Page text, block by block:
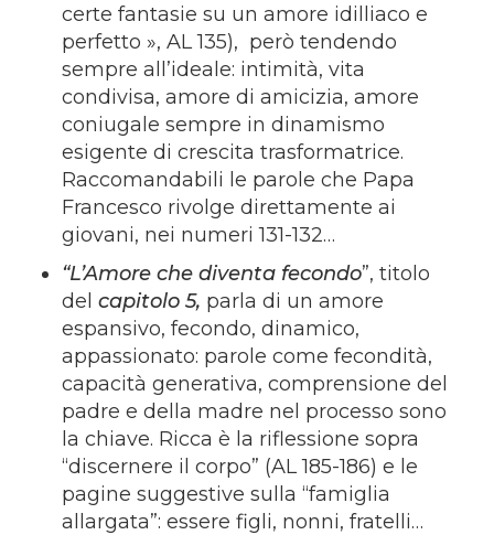
certe fantasie su un amore idilliaco e
perfetto », AL 135), però tendendo
sempre all’ideale: intimità, vita
condivisa, amore di amicizia, amore
coniugale sempre in dinamismo
esigente di crescita trasformatrice.
Raccomandabili le parole che Papa
Francesco rivolge direttamente ai
giovani, nei numeri 131-132…
“L’Amore che diventa fecondo”, titolo
delcapitolo 5, parla di un amore
espansivo, fecondo, dinamico,
appassionato: parole come fecondità,
capacità generativa, comprensione del
padre e della madre nel processo sono
la chiave. Ricca è la riflessione sopra
“discernere il corpo” (AL 185-186) e le
pagine suggestive sulla “famiglia
allargata”: essere figli, nonni, fratelli…